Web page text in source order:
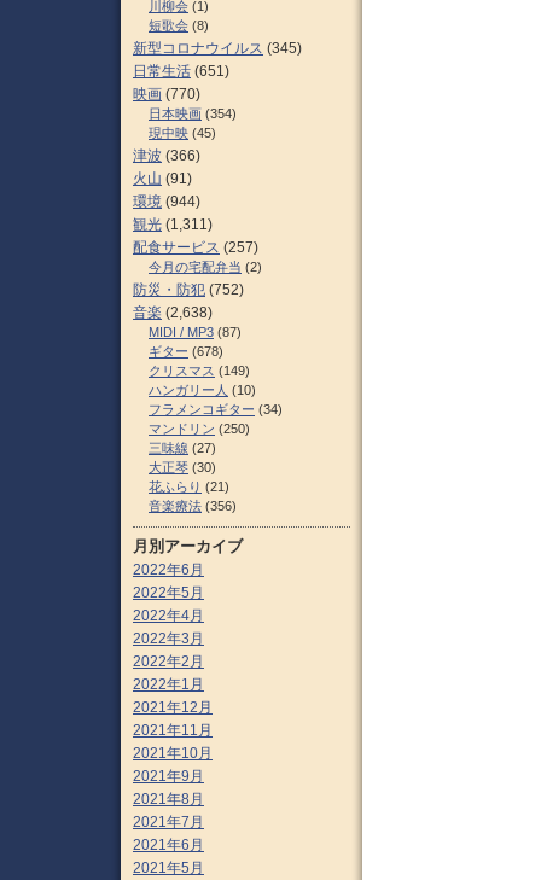
川柳会 (1)
短歌会 (8)
新型コロナウイルス (345)
日常生活 (651)
映画 (770)
日本映画 (354)
現中映 (45)
津波 (366)
火山 (91)
環境 (944)
観光 (1,311)
配食サービス (257)
今月の宅配弁当 (2)
防災・防犯 (752)
音楽 (2,638)
MIDI / MP3 (87)
ギター (678)
クリスマス (149)
ハンガリー人 (10)
フラメンコギター (34)
マンドリン (250)
三味線 (27)
大正琴 (30)
花ふらり (21)
音楽療法 (356)
月別アーカイブ
2022年6月
2022年5月
2022年4月
2022年3月
2022年2月
2022年1月
2021年12月
2021年11月
2021年10月
2021年9月
2021年8月
2021年7月
2021年6月
2021年5月